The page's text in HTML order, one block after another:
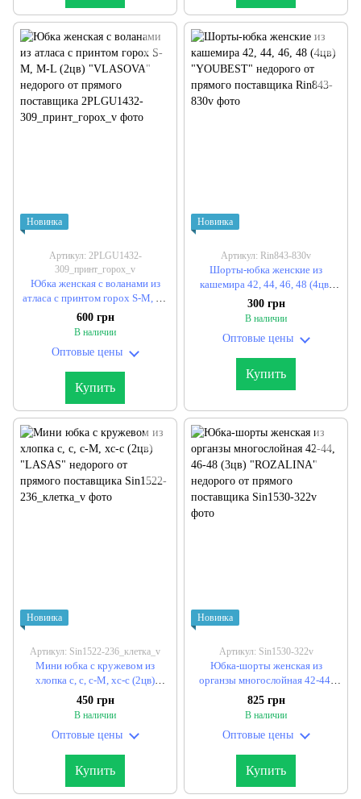
Новинка
Артикул: 2PLGU1432-
309_принт_горох_v
Юбка женская с воланами из
атласа с принтом горох S-M, M-
L (2цв) "VLASOVA" недорого от
прямого поставщика
600 грн
В наличии
Оптовые цены
Купить
Новинка
Артикул: Rin843-830v
Шорты-юбка женские из
кашемира 42, 44, 46, 48 (4цв)
"YOUBEST" недорого от
прямого поставщика
300 грн
В наличии
Оптовые цены
Купить
Новинка
Артикул: Sin1522-236_клетка_v
Мини юбка с кружевом из
хлопка c, c, c-M, xc-c (2цв)
"LASAS" недорого от прямого
поставщика
450 грн
В наличии
Оптовые цены
Купить
Новинка
Артикул: Sin1530-322v
Юбка-шорты женская из
органзы многослойная 42-44,
46-48 (3цв) "ROZALINA"
недорого от прямого
825 грн
В наличии
Оптовые цены
Купить